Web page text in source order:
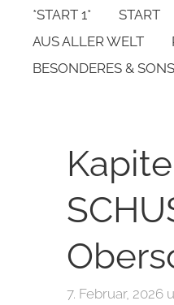
*START 1* START
AUS ALLER WELT
BESONDERES &
7. Februar, 2026